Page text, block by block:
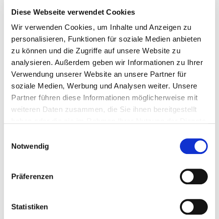
Diese Webseite verwendet Cookies
Wir verwenden Cookies, um Inhalte und Anzeigen zu
personalisieren, Funktionen für soziale Medien anbieten
zu können und die Zugriffe auf unsere Website zu
analysieren. Außerdem geben wir Informationen zu Ihrer
Verwendung unserer Website an unsere Partner für
soziale Medien, Werbung und Analysen weiter. Unsere
Partner führen diese Informationen möglicherweise mit
weiteren Daten zusammen, die Sie ihnen bereitgestellt
Notwendig
Präferenzen
Statistiken
neue Förderrunde der
„Exportinitiative Umweltschutz“ (EXI)
Das Bundesministerium für Umwelt, Naturschutz, nukleare
Sicherheit und Verbraucherschutz (BMUV) hat eine neue
Förderrunde der “Exportinitiative Umweltschutz” (EXI)
gestartet. Projektskizzen können ab sofort bis zum 1. April
2023 eingereicht werden.
© AHK Indonesien